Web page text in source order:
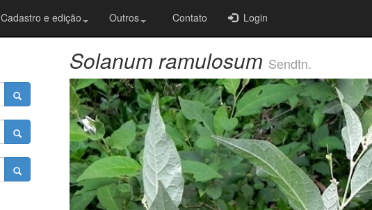
Cadastro e edição Outros Contato Login
Solanum ramulosum Sendtn.